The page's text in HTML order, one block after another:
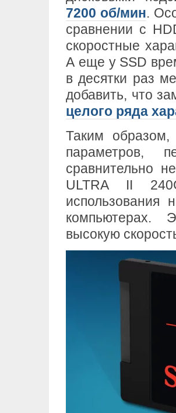
7200 об/мин.
сравнении с
скоростные
А еще у SSD
в десятки раз
добавить, что
целого ряда
Таким образом,
параметров,
сравнительно
ULTRA II
использования
компьютерах.
высокую